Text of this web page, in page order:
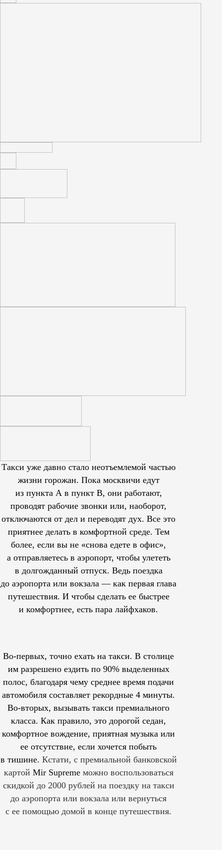
Такси уже давно стало неотъемлемой частью
жизни горожан. Пока москвичи едут
из пункта А в пункт В, они работают,
проводят рабочие звонки или, наоборот,
отключаются от дел и переводят дух. Все это
приятнее делать в комфортной среде. Тем
более, если вы не «снова едете в офис»,
а отправляетесь в аэропорт, чтобы улететь
в долгожданный отпуск. Ведь поездка
до аэропорта или вокзала — как первая глава
путешествия. И чтобы сделать ее быстрее
и комфортнее, есть пара лайфхаков.
Во-первых, точно ехать на такси. В столице
им разрешеноездить по 90% выделенных
полос, благодаря чему среднее время подачи
автомобиля составляет рекордные 4 минуты.
Во-вторых, вызывать такси премиального
класса. Как правило, это дорогой седан,
комфортное вождение, приятная музыка или
ее отсутствие, если хочется побыть
в тишине. Кстати, с премиальной банковской
картой Mir Supreme можно воспользоваться
скидкой до 2000 рублей на поездку на такси
до аэропорта или вокзала или вернуться
с ее помощью домой в конце путешествия.